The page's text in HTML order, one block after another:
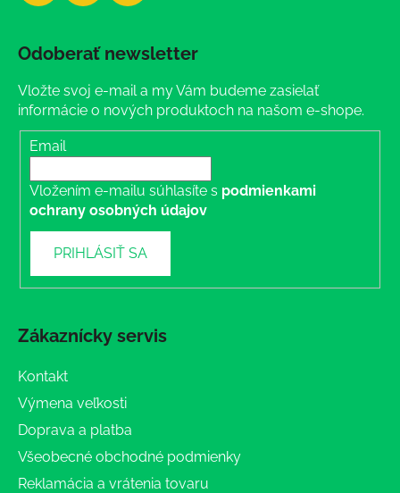
Odoberať newsletter
Vložte svoj e-mail a my Vám budeme zasielať
informácie o nových produktoch na našom e-shope.
Email
Vložením e-mailu súhlasíte s podmienkami
ochrany osobných údajov
PRIHLÁSIŤ SA
Zákaznícky servis
Kontakt
Výmena veľkosti
Doprava a platba
Všeobecné obchodné podmienky
Reklamácia a vrátenia tovaru